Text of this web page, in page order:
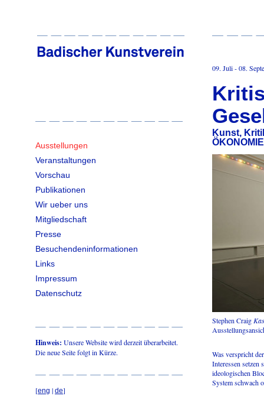
Ausstellungen
Veranstaltungen
Vorschau
Publikationen
Wir ueber uns
Mitgliedschaft
Presse
Besuchendeninformationen
Links
Impressum
Datenschutz
Hinweis: Unsere Website wird derzeit überarbeitet.
Die neue Seite folgt in Kürze.
[eng | de]
09. Juli - 08.
Kunst,
Stephen Craig
Was verspricht
Interessen setzen
ideologischen
System schwach